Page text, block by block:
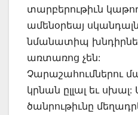
տարբերութիւն
ամենօրեայ
նմանատիպ
առտառոց չեն:
Չարաշահումներու
կրնան ըլլալ եւ
ծանրութիւնը